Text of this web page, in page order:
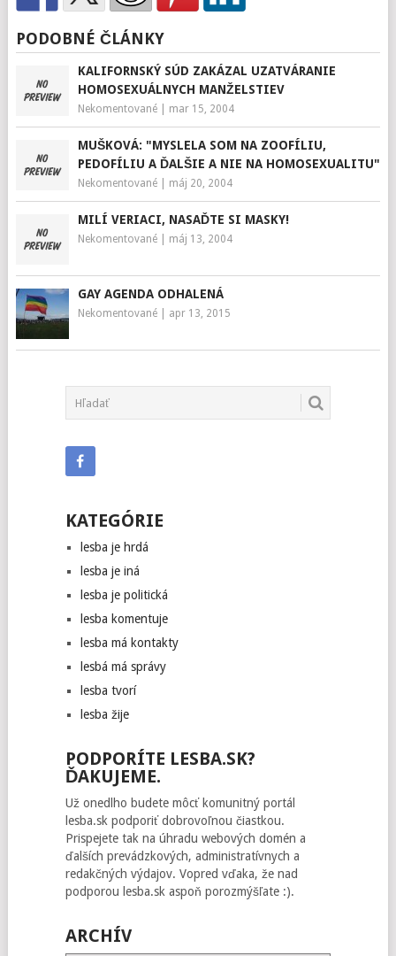
PODOBNÉ ČLÁNKY
KALIFORNSKÝ SÚD ZAKÁZAL UZATVÁRANIE
HOMOSEXUÁLNYCH MANŽELSTIEV
Nekomentované| mar 15, 2004
MUŠKOVÁ: "MYSLELA SOM NA ZOOFÍLIU,
PEDOFÍLIU A ĎALŠIE A NIE NA HOMOSEXUALITU"
Nekomentované| máj 20, 2004
MILÍ VERIACI, NASAĎTE SI MASKY!
Nekomentované| máj 13, 2004
GAY AGENDA ODHALENÁ
Nekomentované| apr 13, 2015
KATEGÓRIE
lesba je hrdá
lesba je iná
lesba je politická
lesba komentuje
lesba má kontakty
lesbá má správy
lesba tvorí
lesba žije
PODPORÍTE LESBA.SK?
ĎAKUJEME.
Už onedlho budete môcť komunitný portál
lesba.sk podporiť dobrovoľnou čiastkou.
Prispejete tak na úhradu webových domén a
ďalších prevádzkových, administratívnych a
redakčných výdajov. Vopred vďaka, že nad
podporou lesba.sk aspoň porozmýšľate :).
ARCHÍV